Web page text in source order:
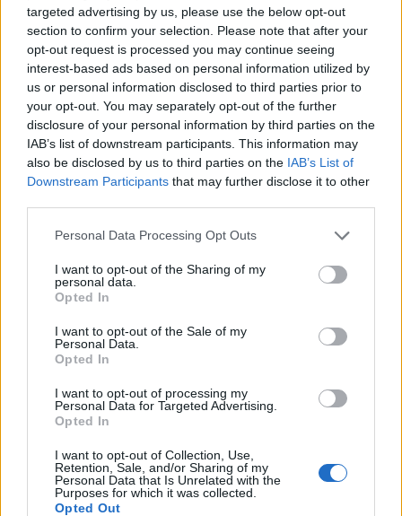
targeted advertising by us, please use the below opt-out
section to confirm your selection. Please note that after your
opt-out request is processed you may continue seeing
interest-based ads based on personal information utilized by
us or personal information disclosed to third parties prior to
your opt-out. You may separately opt-out of the further
disclosure of your personal information by third parties on the
IAB’s list of downstream participants. This information may
also be disclosed by us to third parties on the IAB’s List of
Downstream Participants that may further disclose it to other
Please note that this website/app uses one or more Google
not limited to your visit or usage behaviour. You may click to
grant or deny consent to Google and its third-party tags to
use your data for below specified purposes in below Google
consent section.
Personal Data Processing Opt Outs
I want to opt-out of the Sharing of my
personal data.
Opted In
I want to opt-out of the Sale of my
Personal Data.
Opted In
I want to opt-out of processing my
Personal Data for Targeted Advertising.
Opted In
I want to opt-out of Collection, Use,
Retention, Sale, and/or Sharing of my
Personal Data that Is Unrelated with the
Purposes for which it was collected.
Opted Out
NBarbieReloaded
9 éve
@Sörös Mérenc: "Nagyon szórakoztató a
kommenteket olvasni. Most rekord számú agyatlan
fidesznicket fújt össze a szél. Minden van, ami a
fidesz propaganda legalja menekült ügyben."
jol is esett egy jot agyatlan fideszesezni a biztos
nagyon okos migrisimizonek. :DD
zokogjatok
9 éve
olyat, aki hurrázott volna, mert jönnek a migránsok.
tldr.444.hu/2015/09/08/az-a-baj-hogy-
tovabbmennek